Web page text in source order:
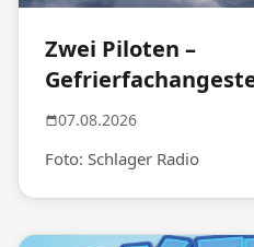
Zwei Piloten –
07.08.2026
Foto: Schlager Radio